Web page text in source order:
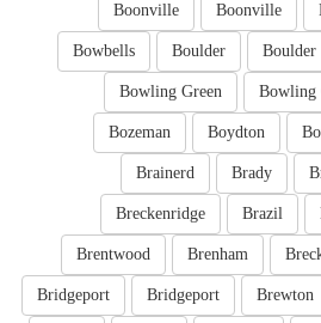
Boonville
Boonville
Boulder
Boulder
Bowbells
Bowling
Bowling Green
Boydton
Bozeman
Brady
Brainerd
Brazil
Breckenridge
Brenham
Brentwood
Brewton
Bridgeport
Bridgeport